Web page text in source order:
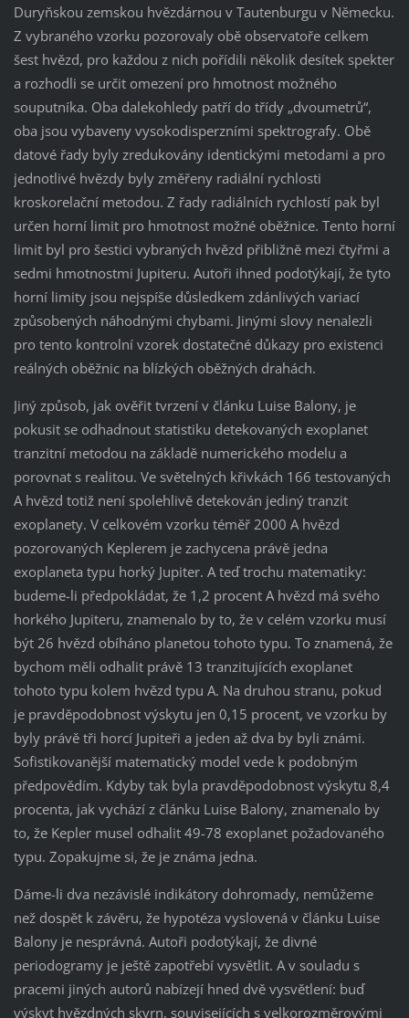
Duryňskou zemskou hvězdárnou v Tautenburgu v Německu.
Z vybraného vzorku pozorovaly obě observatoře celkem
šest hvězd, pro každou z nich pořídili několik desítek spekter
a rozhodli se určit omezení pro hmotnost možného
souputníka. Oba dalekohledy patří do třídy „dvoumetrů“,
oba jsou vybaveny vysokodisperzními spektrografy. Obě
datové řady byly zredukovány identickými metodami a pro
jednotlivé hvězdy byly změřeny radiální rychlosti
kroskorelační metodou. Z řady radiálních rychlostí pak byl
určen horní limit pro hmotnost možné oběžnice. Tento horní
limit byl pro šestici vybraných hvězd přibližně mezi čtyřmi a
sedmi hmotnostmi Jupiteru. Autoři ihned podotýkají, že tyto
horní limity jsou nejspíše důsledkem zdánlivých variací
způsobených náhodnými chybami. Jinými slovy nenalezli
pro tento kontrolní vzorek dostatečné důkazy pro existenci
reálných oběžnic na blízkých oběžných drahách.
Jiný způsob, jak ověřit tvrzení v článku Luise Balony, je
pokusit se odhadnout statistiku detekovaných exoplanet
tranzitní metodou na základě numerického modelu a
porovnat s realitou. Ve světelných křivkách 166 testovaných
A hvězd totiž není spolehlivě detekován jediný tranzit
exoplanety. V celkovém vzorku téměř 2000 A hvězd
pozorovaných Keplerem je zachycena právě jedna
exoplaneta typu horký Jupiter. A teď trochu matematiky:
budeme-li předpokládat, že 1,2 procent A hvězd má svého
horkého Jupiteru, znamenalo by to, že v celém vzorku musí
být 26 hvězd obíháno planetou tohoto typu. To znamená, že
bychom měli odhalit právě 13 tranzitujících exoplanet
tohoto typu kolem hvězd typu A. Na druhou stranu, pokud
je pravděpodobnost výskytu jen 0,15 procent, ve vzorku by
byly právě tři horcí Jupiteři a jeden až dva by byli známi.
Sofistikovanější matematický model vede k podobným
předpovědím. Kdyby tak byla pravděpodobnost výskytu 8,4
procenta, jak vychází z článku Luise Balony, znamenalo by
to, že Kepler musel odhalit 49-78 exoplanet požadovaného
typu. Zopakujme si, že je známa jedna.
Dáme-li dva nezávislé indikátory dohromady, nemůžeme
než dospět k závěru, že hypotéza vyslovená v článku Luise
Balony je nesprávná. Autoři podotýkají, že divné
periodogramy je ještě zapotřebí vysvětlit. A v souladu s
pracemi jiných autorů nabízejí hned dvě vysvětlení: buď
výskyt hvězdných skvrn, souvisejících s velkorozměrovými